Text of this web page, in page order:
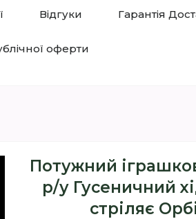
Відгуки Гарантія
оферти
Потужний
р/у Гусеничний
стріляє